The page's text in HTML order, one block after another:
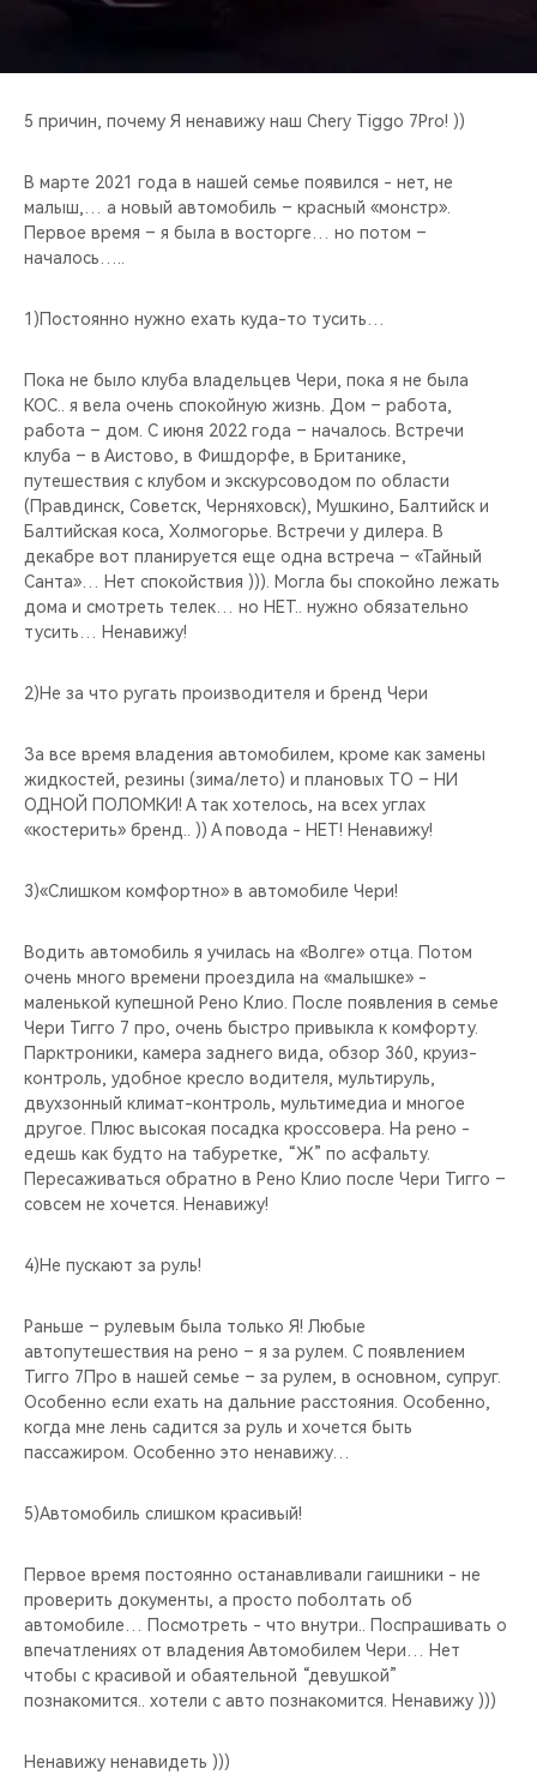
НАШИ МЕРОПРИЯТИЯ
ВИДЕООБЗОРЫ
CHERY ДЛЯ ДЕТЕЙ
5 причин, почему Я ненавижу наш Chery Tiggo 7Pro! ))
В марте 2021 года в нашей семье появился - нет, не
малыш,… а новый автомобиль – красный «монстр».
Первое время – я была в восторге… но потом –
началось…..
1)Постоянно нужно ехать куда-то тусить…
Пока не было клуба владельцев Чери, пока я не была
КОС.. я вела очень спокойную жизнь. Дом – работа,
работа – дом. С июня 2022 года – началось. Встречи
клуба – в Аистово, в Фишдорфе, в Британике,
путешествия с клубом и экскурсоводом по области
(Правдинск, Советск, Черняховск), Мушкино, Балтийск и
Балтийская коса, Холмогорье. Встречи у дилера. В
декабре вот планируется еще одна встреча – «Тайный
Санта»… Нет спокойствия ))). Могла бы спокойно лежать
дома и смотреть телек… но НЕТ.. нужно обязательно
тусить… Ненавижу!
2)Не за что ругать производителя и бренд Чери
За все время владения автомобилем, кроме как замены
жидкостей, резины (зима/лето) и плановых ТО – НИ
ОДНОЙ ПОЛОМКИ! А так хотелось, на всех углах
«костерить» бренд.. )) А повода - НЕТ! Ненавижу!
3)«Слишком комфортно» в автомобиле Чери!
Водить автомобиль я училась на «Волге» отца. Потом
очень много времени проездила на «малышке» -
маленькой купешной Рено Клио. После появления в семье
Чери Тигго 7 про, очень быстро привыкла к комфорту.
Парктроники, камера заднего вида, обзор 360, круиз-
контроль, удобное кресло водителя, мультируль,
двухзонный климат-контроль, мультимедиа и многое
другое. Плюс высокая посадка кроссовера. На рено -
едешь как будто на табуретке, “Ж” по асфальту.
Пересаживаться обратно в Рено Клио после Чери Тигго –
совсем не хочется. Ненавижу!
4)Не пускают за руль!
Раньше – рулевым была только Я! Любые
автопутешествия на рено – я за рулем. С появлением
Тигго 7Про в нашей семье – за рулем, в основном, супруг.
Особенно если ехать на дальние расстояния. Особенно,
когда мне лень садится за руль и хочется быть
пассажиром. Особенно это ненавижу…
5)Автомобиль слишком красивый!
Первое время постоянно останавливали гаишники - не
проверить документы, а просто поболтать об
автомобиле… Посмотреть - что внутри.. Поспрашивать о
впечатлениях от владения Автомобилем Чери… Нет
чтобы с красивой и обаятельной “девушкой”
познакомится.. хотели с авто познакомится. Ненавижу )))
Ненавижу ненавидеть )))